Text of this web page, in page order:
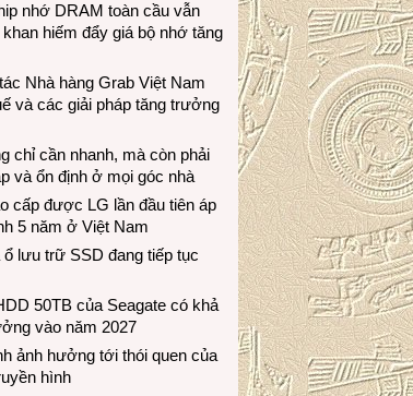
nhớ DRAM toàn cầu vẫn
hiếm đẩy giá bộ nhớ tăng
Nhà hàng Grab Việt Nam
và các giải pháp tăng trưởng
chỉ cần nhanh, mà còn phải
và ổn định ở mọi góc nhà
cấp được LG lần đầu tiên áp
5 năm ở Việt Nam
lưu trữ SSD đang tiếp tục
50TB của Seagate có khả
vào năm 2027
ảnh hưởng tới thói quen của
hình